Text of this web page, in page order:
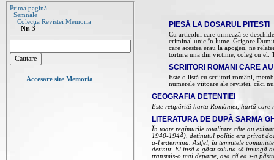
Prima pagină
Semnale
Colecţia Revistei Memoria
Nr. 3
Accesare site Memoria
PIESĂ LA DOSARUL PITESTI
Cu articolul care urmeazã se
criminal unic în lume. Grigore
care acestea erau la apogeu, ne
tortura una din victime, coleg cu el.
SCRIITORI ROMANI CARE
Este o listã cu scriitori români,
numerele viitoare ale revistei, cãci
GEOGRAFIA DETENTIEI
Este retipãritã harta României, hartã
LITERATURA DE DUPÃ SARMA
În toate regimurile totalitare câte au
1940-1944), detinutul politic era privat
a-l extermina. Astfel, în temnitele
detinut. El însã a gãsit solutia sã învingã
transmis-o mai departe, asa cã ea s-a